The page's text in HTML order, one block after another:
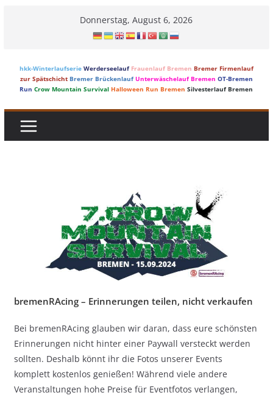
Donnerstag, August 6, 2026
hkk-Winterlaufserie Werderseelauf Frauenlauf Bremen Bremer Firmenlauf
zur Spätschicht Bremer Brückenlauf Unterwäschelauf Bremen OT-Bremen
Run Crow Mountain Survival Halloween Run Bremen Silvesterlauf Bremen
bremenRAcing – Erinnerungen teilen, nicht verkaufen
Bei bremenRAcing glauben wir daran, dass eure schönsten
Erinnerungen nicht hinter einer Paywall versteckt werden
sollten. Deshalb könnt ihr die Fotos unserer Events
komplett kostenlos genießen! Während viele andere
Veranstaltungen hohe Preise für Eventfotos verlangen,